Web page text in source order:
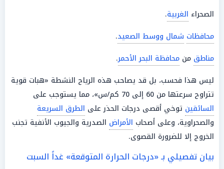
الصحراء الغربية.
محافظات شمال ووسط الصعيد.
مناطق من محافظة البحر الأحمر.
ليس هذا فحسب، بل قد يصاحب هذه الرياح النشطة «هبات قوية
تتراوح سرعتها من 60 إلى 70 كم/س»، مما يستوجب على
السائقين توخي أقصى درجات الحذر على الطرق السريعة
والصحراوية، وعلى أصحاب الأمراض الصدرية والجيوب الأنفية تجنب
الخروج إلا للضرورة القصوى.
بيان تفصيلي بـ «درجات الحرارة المتوقعة» غداً السبت